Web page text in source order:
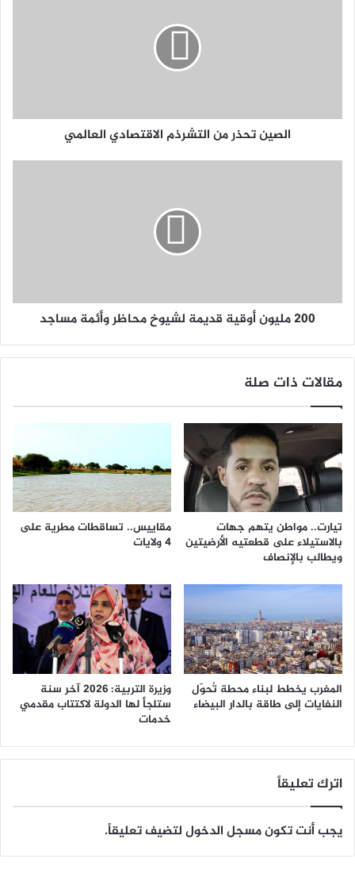
الصين تحذر من التشرذم الاقتصادي العالمي
200 مليون أوقية قديمة لشيوخ محاظر وأئمة مساجد
مقالات ذات صلة
تيارت.. مواطن يتهم جهات
بالاستيلاء على قطعتيه الأرضيتين
ويطالب بالإنصاف
مقاييس.. تساقطات مطرية على
4 ولايات
المغرب يخطط لبناء محطة تُحوّل
النفايات إلى طاقة بالدار البيضاء
وزيرة التربية: 2026 آخر سنة
ستلجأ لها الدولة لاكتتاب مقدمي
خدمات
اترك تعليقاً
يجب أنت تكونمسجل الدخوللتضيف تعليقاً.